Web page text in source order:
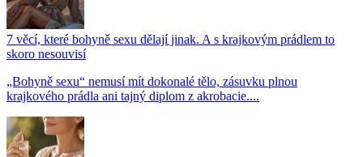
7 věcí, které bohyně sexu dělají jinak. A s krajkovým prádlem to
skoro nesouvisí
„Bohyně sexu“ nemusí mít dokonalé tělo, zásuvku plnou
krajkového prádla ani tajný diplom z akrobacie....